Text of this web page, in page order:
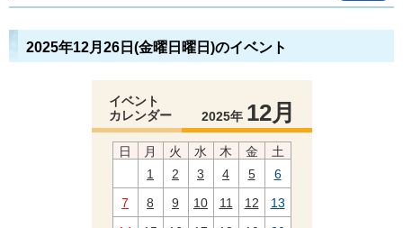
2025年12月26日(金曜日曜日)のイベント
イベント
カレンダー
2025年 12月
日 月 火 水 木 金
土
1
2 3 4 5
6
7
8 9 10 11 12
13